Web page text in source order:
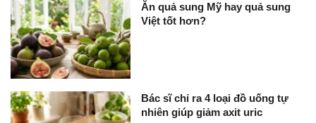
Ăn quả sung Mỹ hay quả sung
Việt tốt hơn?
Bác sĩ chỉ ra 4 loại đồ uống tự
nhiên giúp giảm axit uric